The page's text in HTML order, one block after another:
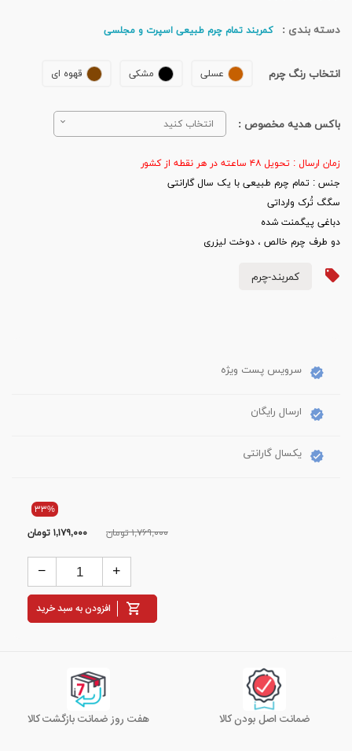
دسته بندی : کمربند تمام چرم طبیعی اسپرت و مجلسی
انتخاب رنگ چرم عسلی مشکی قهوه ای
باکس هدیه مخصوص : انتخاب کنید
زمان ارسال : تحویل ۴۸ ساعته در هر نقطه از کشور
جنس : تمام چرم طبیعی با یک سال گارانتی
سگگ تُرک وارداتی
دباغی پیگمنت شده
دو طرف چرم خالص ، دوخت لیزری
کمربند-چرم
سرویس پست ویژه
ارسال رایگان
یکسال گارانتی
۳۳%
۱,۷۶۹,۰۰۰ تومان ۱,۱۷۹,۰۰۰تومان
افزودن به سبد خرید
ضمانت اصل بودن کالا هفت روز ضمانت بازگشت کالا